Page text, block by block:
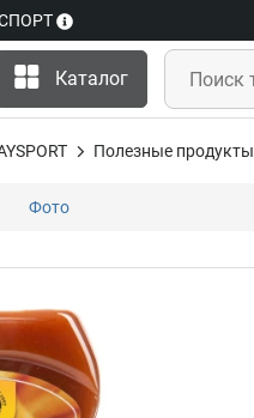
Каталог
Полезные продукты
Фото